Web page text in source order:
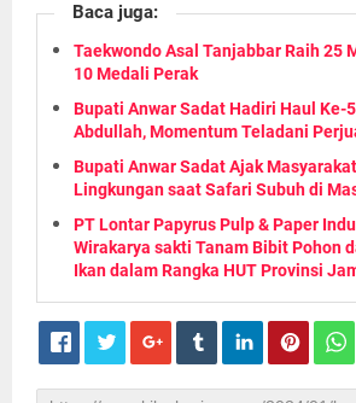
Baca juga:
Taekwondo Asal Tanjabbar Raih 25
10 Medali Perak
Bupati Anwar Sadat Hadiri Haul Ke-
Abdullah, Momentum Teladani
Bupati Anwar Sadat Ajak
Lingkungan saat Safari Subuh di
PT Lontar Papyrus Pulp & Paper
Wirakarya sakti Tanam Bibit Pohon
Ikan dalam Rangka HUT Provinsi